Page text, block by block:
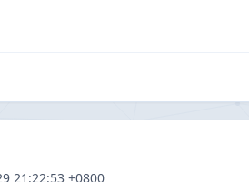
21:22:53 +0800